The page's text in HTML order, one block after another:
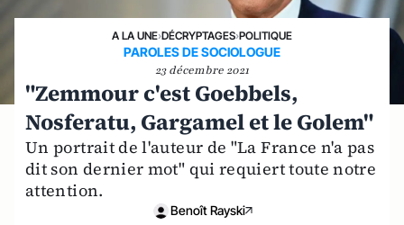
A LA UNE›DÉCRYPTAGES›POLITIQUE
PAROLES DE SOCIOLOGUE
23 décembre 2021
"Zemmour c'est Goebbels,
Nosferatu, Gargamel et le Golem"
Un portrait de l'auteur de "La France n'a pas
dit son dernier mot" qui requiert toute notre
attention.
Benoît Rayski